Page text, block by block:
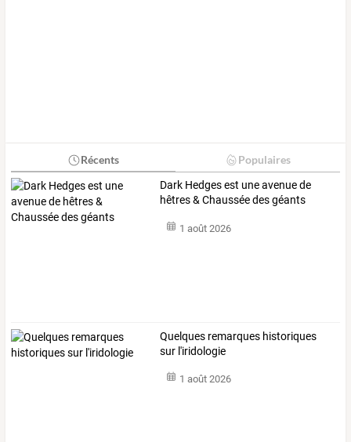
Récents Populaires
Dark Hedges est une avenue de
hêtres & Chaussée des géants
1 août 2026
Quelques remarques historiques
sur l'iridologie
1 août 2026